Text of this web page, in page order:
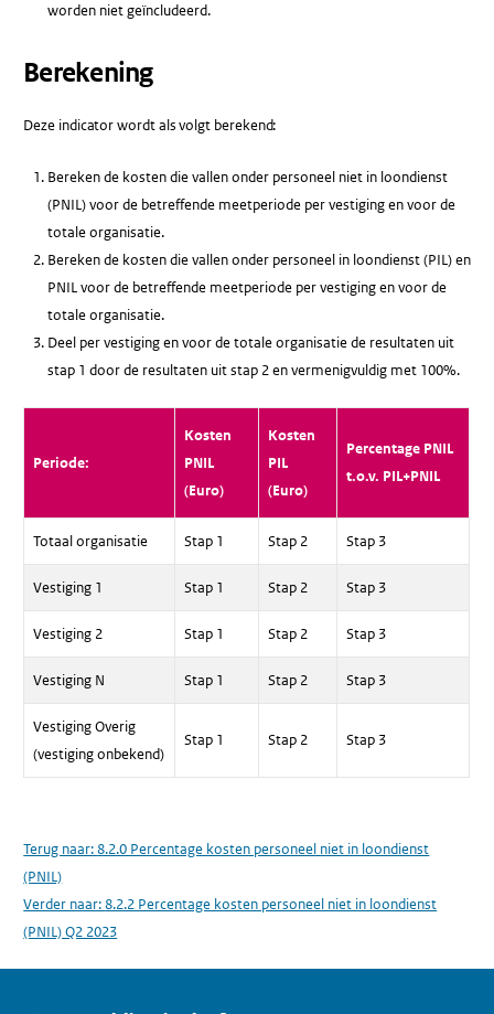
worden niet geïncludeerd.
Berekening
Deze indicator wordt als volgt berekend:
Bereken de kosten die vallen onder personeel niet in loondienst
(PNIL) voor de betreffende meetperiode per vestiging en voor de
totale organisatie.
Bereken de kosten die vallen onder personeel in loondienst (PIL) en
PNIL voor de betreffende meetperiode per vestiging en voor de
totale organisatie.
Deel per vestiging en voor de totale organisatie de resultaten uit
stap 1 door de resultaten uit stap 2 en vermenigvuldig met 100%.
Periode:
Kosten
PNIL
(Euro)
Kosten
PIL
(Euro)
Percentage PNIL
t.o.v. PIL+PNIL
Totaal organisatie Stap 1 Stap 2 Stap 3
Vestiging 1 Stap 1 Stap 2 Stap 3
Vestiging 2 Stap 1 Stap 2 Stap 3
Vestiging N Stap 1 Stap 2 Stap 3
Vestiging Overig
(vestiging onbekend)
Stap 1 Stap 2 Stap 3
Terug naar:8.2.0 Percentage kosten personeel niet in loondienst
(PNIL)
Verder naar:8.2.2 Percentage kosten personeel niet in loondienst
(PNIL) Q2 2023